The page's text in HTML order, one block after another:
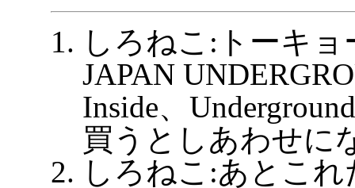
しろねこ:トーキ
JAPAN
Inside、
買うとしあわせに
しろねこ:あとこ